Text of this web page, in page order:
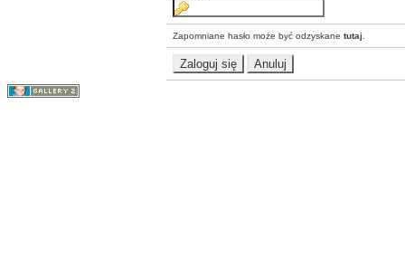
Zapomniane hasło może być odzyskane tutaj